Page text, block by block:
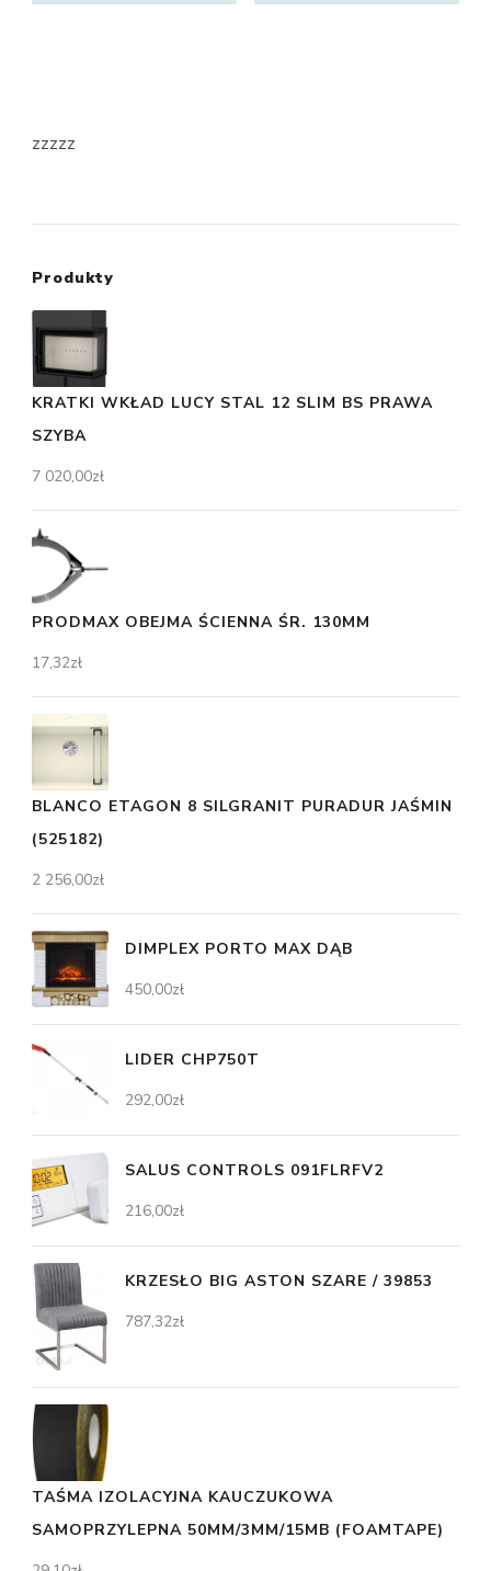
zzzzz
Produkty
KRATKI WKŁAD LUCY STAL 12 SLIM BS PRAWA
SZYBA
7 020,00zł
PRODMAX OBEJMA ŚCIENNA ŚR. 130MM
17,32zł
BLANCO ETAGON 8 SILGRANIT PURADUR JAŚMIN
(525182)
2 256,00zł
DIMPLEX PORTO MAX DĄB
450,00zł
LIDER CHP750T
292,00zł
SALUS CONTROLS 091FLRFV2
216,00zł
KRZESŁO BIG ASTON SZARE / 39853
787,32zł
TAŚMA IZOLACYJNA KAUCZUKOWA
SAMOPRZYLEPNA 50MM/3MM/15MB (FOAMTAPE)